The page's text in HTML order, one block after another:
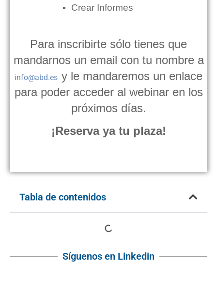
Crear Informes
Para inscribirte sólo tienes que
mandarnos un email con tu nombre a
info@abd.es y le mandaremos un enlace
para poder acceder al webinar en los
próximos días.
¡Reserva ya tu plaza!
Tabla de contenidos
Síguenos en Linkedin